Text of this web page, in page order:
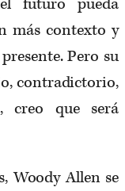
futuro pueda
más contexto y
Pero su
contradictorio,
creo que será
Woody Allen se